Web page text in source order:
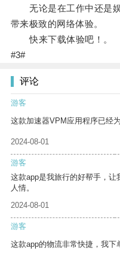
无论是在工作中还是娱
带来极致的网络体验。
快来下载体验吧！。
#3#
评论
游客
这款加速器VPM应用程序已经
2024-08-01
游客
这款app是我旅行的好帮手，
人情。
2024-08-01
游客
这款app的物流非常快捷，我下